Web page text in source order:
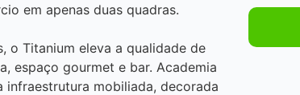
em apenas duas quadras.
o Titanium eleva a qualidade de
espaço gourmet e bar. Academia
mobiliada, decorada